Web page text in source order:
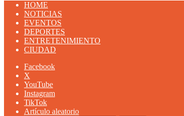
HOME
NOTICIAS
EVENTOS
DEPORTES
ENTRETENIMIENTO
CIUDAD
Facebook
X
YouTube
Instagram
TikTok
Artículo aleatorio